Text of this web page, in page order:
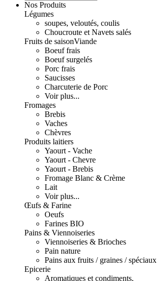
Nos Produits
Légumes
soupes, veloutés, coulis
Choucroute et Navets salés
Fruits de saisonViande
Boeuf frais
Boeuf surgelés
Porc frais
Saucisses
Charcuterie de Porc
Voir plus...
Fromages
Brebis
Vaches
Chèvres
Produits laitiers
Yaourt - Vache
Yaourt - Chevre
Yaourt - Brebis
Fromage Blanc & Crème
Lait
Voir plus...
Œufs & Farine
Oeufs
Farines BIO
Pains & Viennoiseries
Viennoiseries & Brioches
Pain nature
Pains aux fruits / graines / spéciaux
Epicerie
Aromatiques et condiments,